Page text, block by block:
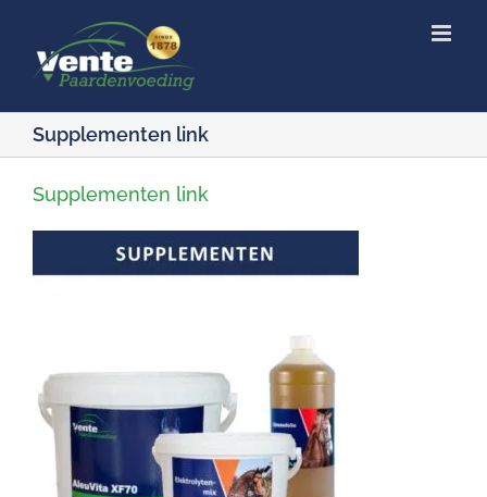
inhoud
Supplementen link
Supplementen link